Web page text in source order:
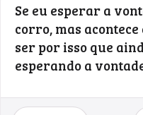
Se eu esperar a
corro, mas
ser por isso que
esperando a